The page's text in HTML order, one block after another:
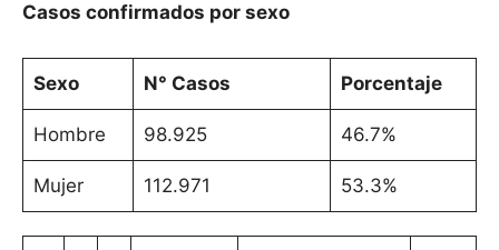
Casos confirmados por sexo
Sexo N° Casos Porcentaje
Hombre 98.925 46.7%
Mujer 112.971 53.3%